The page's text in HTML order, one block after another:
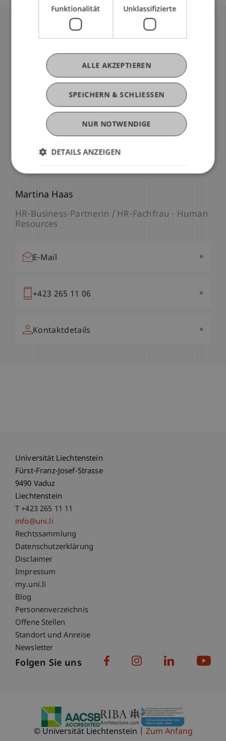
Noch Fragen?
Wir sind für Sie da
Martina Haas
HR-Business-Partnerin / HR-Fachfrau - Human
Resources
E-Mail »
+423 265 11 06 »
Kontaktdetails »
Universität Liechtenstein
Fürst-Franz-Josef-Strasse
9490 Vaduz
Liechtenstein
T +423 265 11 11
info@uni.li
Fußzeile Rechtliche Hinweise
Rechtssammlung
Datenschutzerklärung
Disclaimer
Impressum
Fußzeile Subdomain-Verzeichnis
my.uni.li
Blog
Personenverzeichnis
Offene Stellen
Standort und Anreise
Newsletter
Folgen Sie uns
© Universität Liechtenstein Zum Anfang
Funktionalität Unklassifizierte
SPEICHERN & SCHLIESSEN
ALLE AKZEPTIEREN
NUR NOTWENDIGE
DETAILS ANZEIGEN